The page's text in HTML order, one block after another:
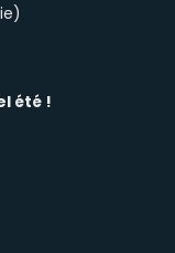
été !